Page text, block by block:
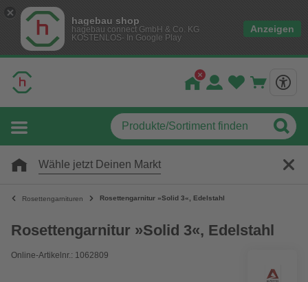
hagebau shop
hagebau connect GmbH & Co. KG
KOSTENLOS- In Google Play
Anzeigen
Wähle jetzt Deinen Markt
Rosettengarnituren Rosettengarnitur »Solid 3«, Edelstahl
Rosettengarnitur »Solid 3«, Edelstahl
Online-Artikelnr.: 1062809